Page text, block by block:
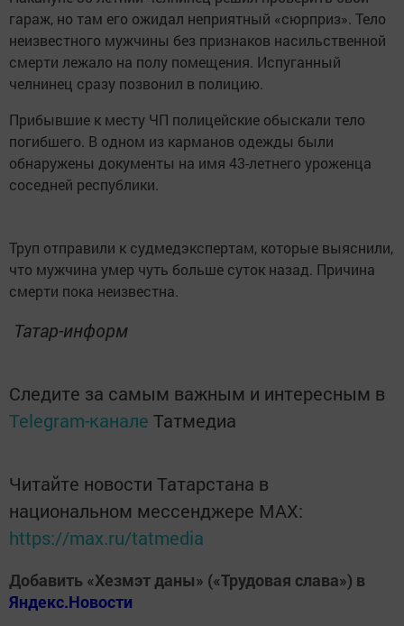
гараж, но там его ожидал неприятный «сюрприз». Тело
неизвестного мужчины без признаков насильственной
смерти лежало на полу помещения. Испуганный
челнинец сразу позвонил в полицию.
Прибывшие к месту ЧП полицейские обыскали тело
погибшего. В одном из карманов одежды были
обнаружены документы на имя 43-летнего уроженца
соседней республики.
Труп отправили к судмедэкспертам, которые выяснили,
что мужчина умер чуть больше суток назад. Причина
смерти пока неизвестна.
Татар-информ
Следите за самым важным и интересным в
Telegram-канале Татмедиа
Читайте новости Татарстана в
национальном мессенджере MАХ:
https://max.ru/tatmedia
Добавить «Хезмэт даны» («Трудовая слава») в
Яндекс.Новости